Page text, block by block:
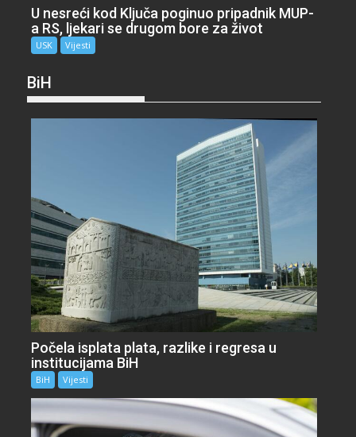
U nesreći kod Ključa poginuo pripadnik MUP-
a RS, ljekari se drugom bore za život
USK Vijesti
BiH
Počela isplata plata, razlike i regresa u
institucijama BiH
BiH Vijesti